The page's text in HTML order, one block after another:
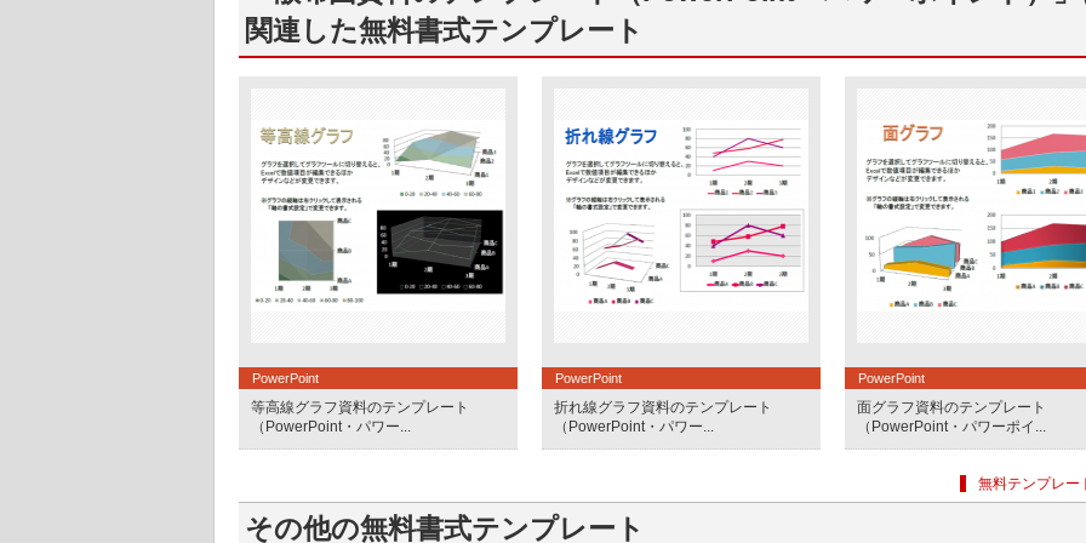
関連した無料書式テンプレート
PowerPoint
等高線グラフ資料のテンプレート
（PowerPoint・パワー...
PowerPoint
折れ線グラフ資料のテンプレート
（PowerPoint・パワー...
PowerPoint
面グラフ資料のテンプレート
（PowerPoint・パワーポイ...
無料テンプレー
その他の無料書式テンプレート